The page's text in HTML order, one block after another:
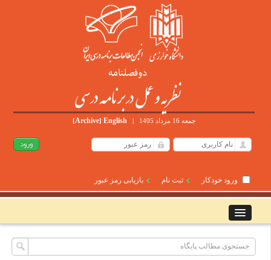
دوفصلنامه
نظریه و عمل در برنامه درسیجمعه 16 مرداد 1405 |
English
[Archive]
ورود خودکار ثبت نام بازیابی رمز عبور